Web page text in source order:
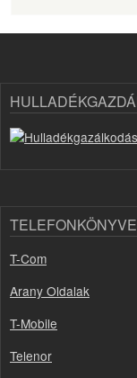
T-Com
Arany Oldalak
T-Mobile
Telenor